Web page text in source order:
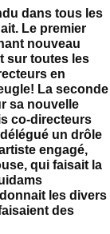
dans tous les
Le premier
nouveau
sur toutes les
en
La seconde
sa nouvelle
co-directeurs
un drôle
engagé,
qui faisait la
les divers
des